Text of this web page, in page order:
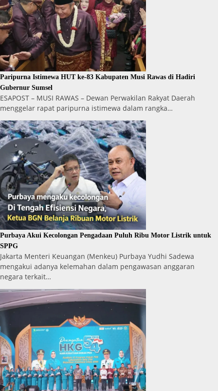
Paripurna Istimewa HUT ke-83 Kabupaten Musi Rawas di Hadiri
Gubernur Sumsel
ESAPOST – MUSI RAWAS – Dewan Perwakilan Rakyat Daerah
menggelar rapat paripurna istimewa dalam rangka…
Purbaya Akui Kecolongan Pengadaan Puluh Ribu Motor Listrik untuk
SPPG
Jakarta Menteri Keuangan (Menkeu) Purbaya Yudhi Sadewa
mengakui adanya kelemahan dalam pengawasan anggaran
negara terkait…